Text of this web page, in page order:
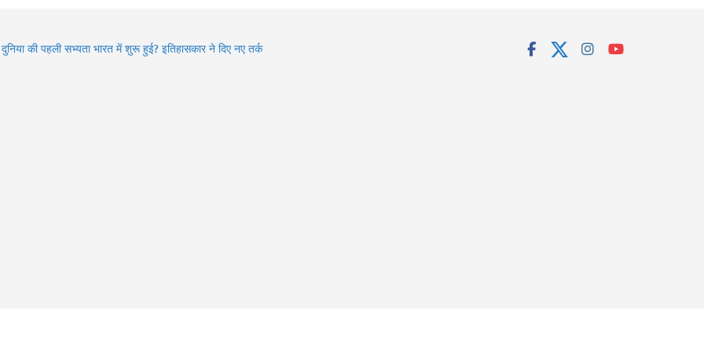
दुनिया की पहली सभ्यता भारत में शुरू हुई? इतिहासकार ने दिए नए तर्क